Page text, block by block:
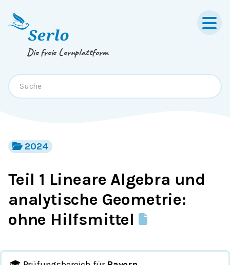
Springe zum
Die freie Lernplattform
2024
Teil 1 Lineare Algebra und
analytische Geometrie:
ohne Hilfsmittel